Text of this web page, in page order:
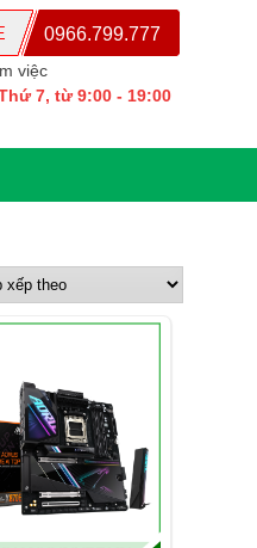
0966.799.777
việc
7, từ 9:00 - 19:00